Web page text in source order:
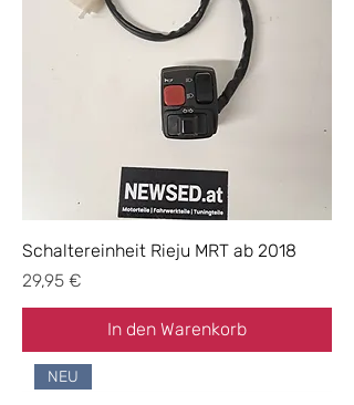
Schaltereinheit Rieju MRT ab 2018
Preis
29,95 €
In den Warenkorb
NEU